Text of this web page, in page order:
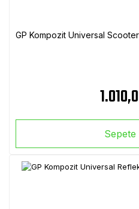
GP Kompozit Universal Scooter
Sepete